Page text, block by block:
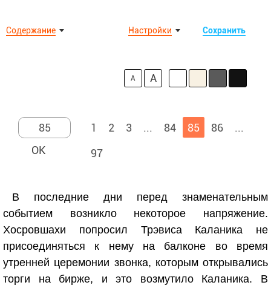
Содержание Сохранить
Настройки
A A
1 2 3 ... 84 85 86
...
97
В последние дни перед знаменательным
событием возникло некоторое напряжение.
Хосровшахи попросил Трэвиса Каланика не
присоединяться к нему на балконе во время
утренней церемонии звонка, которым открывались
торги на бирже, и это возмутило Каланика. В